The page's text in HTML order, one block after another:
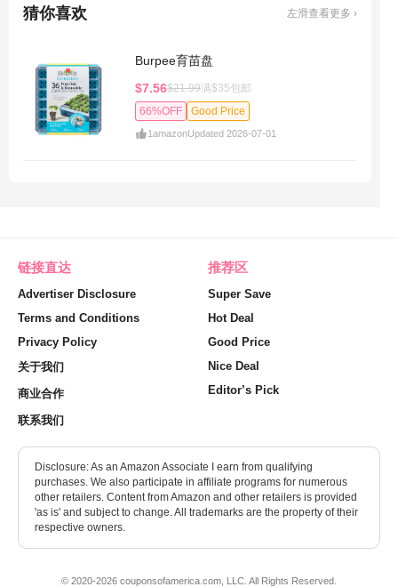
猜你喜欢 左滑查看更多 ›
Burpee育苗盘
$7.56$21.99满$35包邮
66%OFF
Good Price
1amazonUpdated 2026-07-01
链接直达
Advertiser Disclosure
Terms and Conditions
Privacy Policy
关于我们
商业合作
联系我们
推荐区
Super Save
Hot Deal
Good Price
Nice Deal
Editor’s Pick
Disclosure: As an Amazon Associate I earn from qualifying
purchases. We also participate in affiliate programs for numerous
other retailers. Content from Amazon and other retailers is provided
'as is' and subject to change. All trademarks are the property of their
respective owners.
© 2020-2026 couponsofamerica.com, LLC. All Rights Reserved.